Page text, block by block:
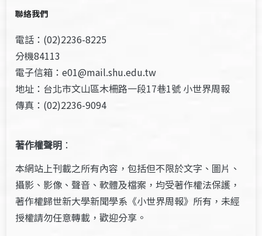
聯絡我們
電話：(02)2236-8225
分機84113
電子信箱：e01@mail.shu.edu.tw
地址：台北市文山區木柵路一段17巷1號 小世界周報
傳真：(02)2236-9094
著作權聲明 ：
本網站上刊載之所有內容，包括但不限於文字、圖片、
攝影、影像、聲音、軟體及檔案，均受著作權法保護，
著作權歸世新大學新聞學系《小世界周報》所有，未經
授權請勿任意轉載，歡迎分享。